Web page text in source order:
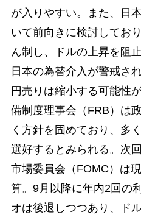
が入りやすい。また、日
いて前向きに検討してお
ん制し、ドルの上昇を阻
日本の為替介入が警戒さ
円売りは縮小する可能性
備制度理事会（FRB）は
く方針を固めており、多
選好するとみられる。次
市場委員会（FOMC）は
算。9月以降に年内2回の
オは後退しつつあり、ド